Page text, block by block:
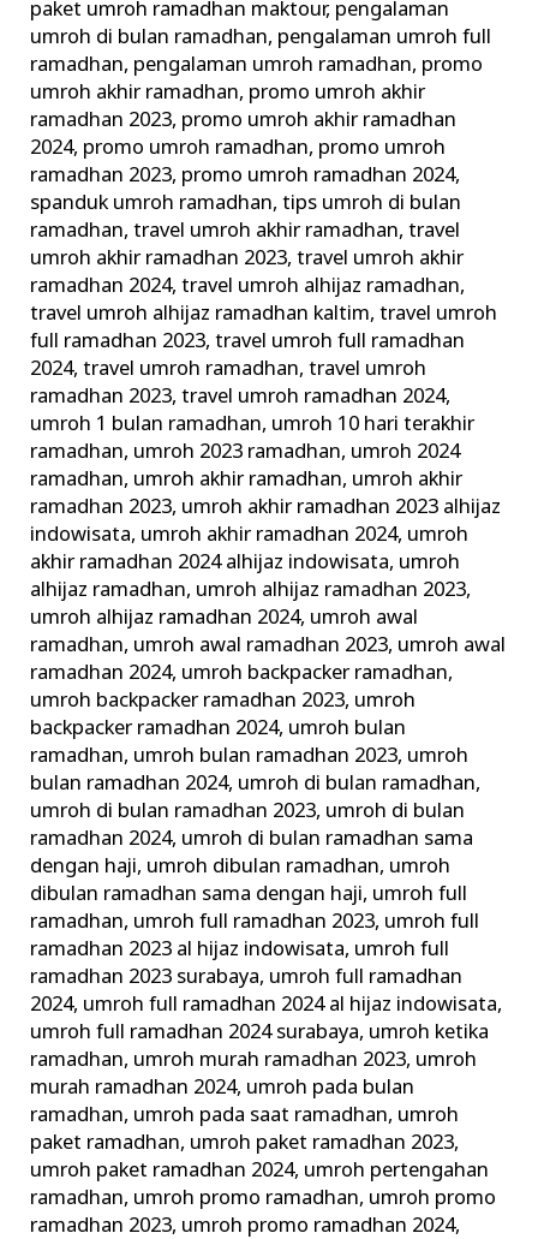
paket umroh ramadhan maktour, pengalaman
umroh di bulan ramadhan, pengalaman umroh full
ramadhan, pengalaman umroh ramadhan, promo
umroh akhir ramadhan, promo umroh akhir
ramadhan 2023, promo umroh akhir ramadhan
2024, promo umroh ramadhan, promo umroh
ramadhan 2023, promo umroh ramadhan 2024,
spanduk umroh ramadhan,tips umroh di bulan
ramadhan,travel umroh akhir ramadhan,travel
umroh akhir ramadhan 2023,travel umroh akhir
ramadhan 2024,travel umroh alhijaz ramadhan,
travel umroh alhijaz ramadhan kaltim,travel umroh
full ramadhan 2023,travel umroh full ramadhan
2024,travel umroh ramadhan,travel umroh
ramadhan 2023,travel umroh ramadhan 2024,
umroh 1 bulan ramadhan, umroh 10 hari terakhir
ramadhan, umroh 2023 ramadhan, umroh 2024
ramadhan, umroh akhir ramadhan, umroh akhir
ramadhan 2023, umroh akhir ramadhan 2023 alhijaz
indowisata, umroh akhir ramadhan 2024, umroh
akhir ramadhan 2024 alhijaz indowisata, umroh
alhijaz ramadhan, umroh alhijaz ramadhan 2023,
umroh alhijaz ramadhan 2024, umroh awal
ramadhan, umroh awal ramadhan 2023, umroh awal
ramadhan 2024, umroh backpacker ramadhan,
umroh backpacker ramadhan 2023, umroh
backpacker ramadhan 2024, umroh bulan
ramadhan, umroh bulan ramadhan 2023, umroh
bulan ramadhan 2024, umroh di bulan ramadhan,
umroh di bulan ramadhan 2023, umroh di bulan
ramadhan 2024, umroh di bulan ramadhan sama
dengan haji, umroh dibulan ramadhan, umroh
dibulan ramadhan sama dengan haji, umroh full
ramadhan, umroh full ramadhan 2023, umroh full
ramadhan 2023 al hijaz indowisata, umroh full
ramadhan 2023 surabaya, umroh full ramadhan
2024, umroh full ramadhan 2024 al hijaz indowisata,
umroh full ramadhan 2024 surabaya, umroh ketika
ramadhan, umroh murah ramadhan 2023, umroh
murah ramadhan 2024, umroh pada bulan
ramadhan, umroh pada saat ramadhan, umroh
paket ramadhan, umroh paket ramadhan 2023,
umroh paket ramadhan 2024, umroh pertengahan
ramadhan, umroh promo ramadhan, umroh promo
ramadhan 2023, umroh promo ramadhan 2024,